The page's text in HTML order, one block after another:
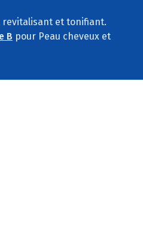
et tonifiant.
B pour Peau cheveux et